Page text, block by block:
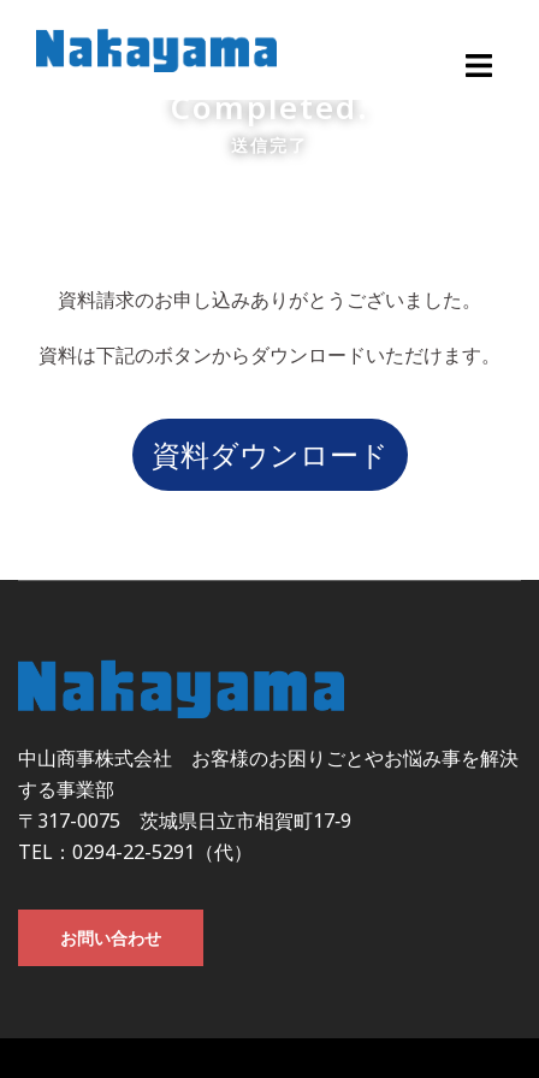
Completed.
送信完了
資料請求のお申し込みありがとうございました。
資料は下記のボタンからダウンロードいただけます。
資料ダウンロード
中山商事株式会社 お客様のお困りごとやお悩み事を解決
する事業部
〒317-0075 茨城県日立市相賀町17‐9
TEL：0294-22-5291（代）
お問い合わせ